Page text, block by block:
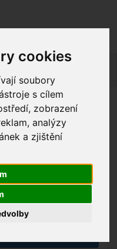
cookies
soubory
s cílem
zobrazení
analýzy
a zjištění
internetový obchod v
nyní nelze vyřídit.